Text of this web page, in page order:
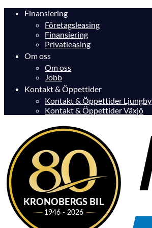
Finansiering
Företagsleasing
Finansiering
Privatleasing
Om oss
Om oss
Jobb
Kontakt & Öppettider
Kontakt & Öppettider Ljungby
Kontakt & Öppettider Växjö